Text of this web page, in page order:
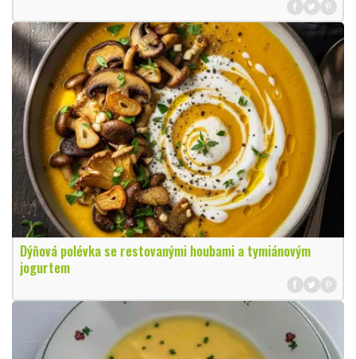
Dýňová polévka se restovanými houbami a tymiánovým
jogurtem